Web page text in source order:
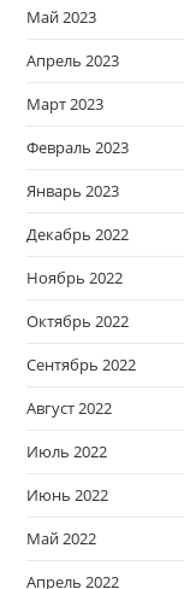
Май 2023
Апрель 2023
Март 2023
Февраль 2023
Январь 2023
Декабрь 2022
Ноябрь 2022
Октябрь 2022
Сентябрь 2022
Август 2022
Июль 2022
Июнь 2022
Май 2022
Апрель 2022